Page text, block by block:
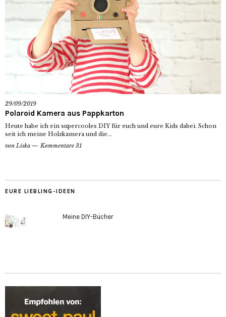
29/09/2019
Polaroid Kamera aus Pappkarton
Heute habe ich ein supercooles DIY für euch und eure Kids dabei. Schon
seit ich meine Holzkamera und die...
von Liska Kommentare 31
EURE LIEBLING-IDEEN
Meine DIY-Bücher